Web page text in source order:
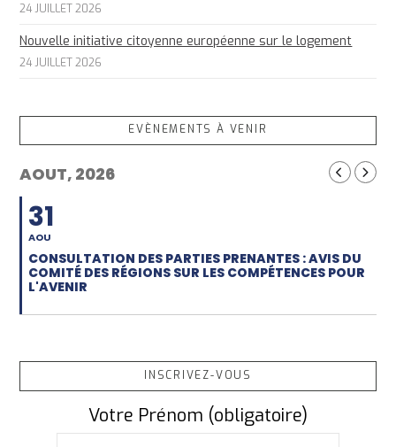
24 JUILLET 2026
Nouvelle initiative citoyenne européenne sur le logement
24 JUILLET 2026
EVÈNEMENTS À VENIR
AOUT, 2026
31
AOU
CONSULTATION DES PARTIES PRENANTES : AVIS DU
COMITÉ DES RÉGIONS SUR LES COMPÉTENCES POUR
L'AVENIR
INSCRIVEZ-VOUS
Votre Prénom (obligatoire)